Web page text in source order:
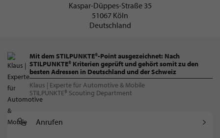
Kaspar-Düppes-Straße 35
51067 Köln
Deutschland
Mit dem STILPUNKTE®-Point ausgezeichnet: Nach
STILPUNKTE® Kriterien geprüft und gehört somit zu den
besten Adressen in Deutschland und der Schweiz
Klaus | Experte für Automotive & Mobile
STILPUNKTE® Scouting Department
Anrufen